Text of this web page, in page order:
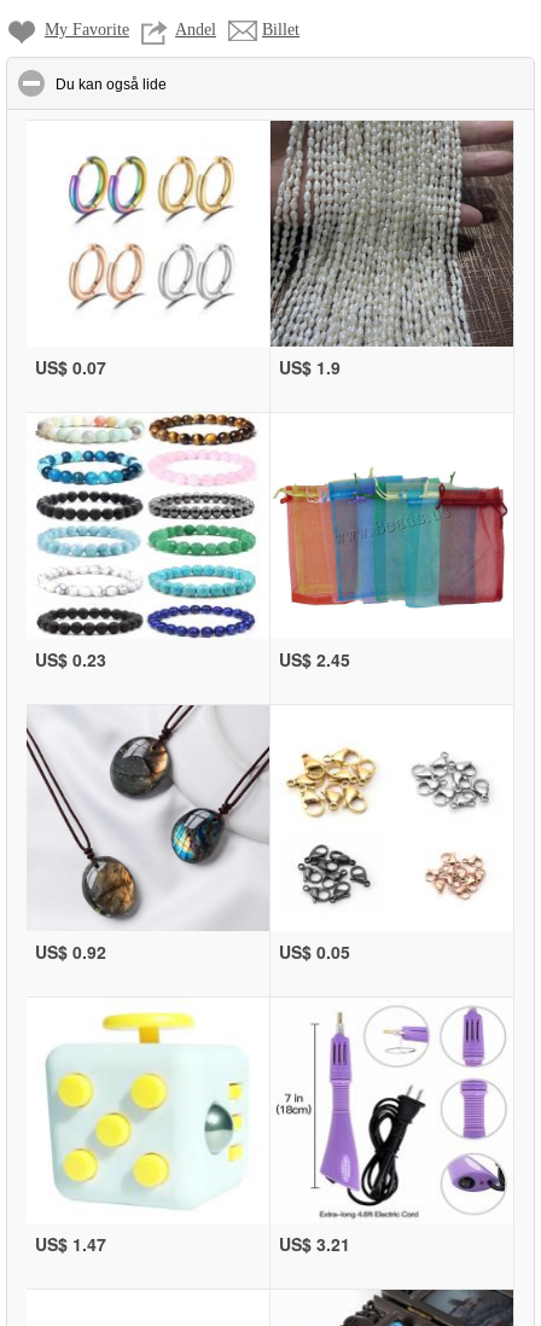
My Favorite Andel Billet
Du kan også lide
US$ 0.07 US$ 1.9
US$ 0.23 US$ 2.45
US$ 0.92 US$ 0.05
US$ 1.47 US$ 3.21